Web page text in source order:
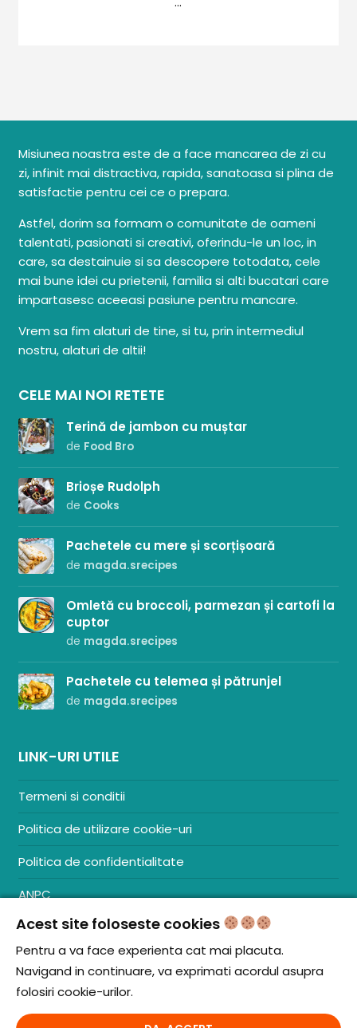
Dulceață / Gem
Sirop / Compot
Sosuri și Condimente
Garnituri
Pâine
Patiserie
Pizza
Rețete cu Carne
Rețete Vegetariene
Salate
Sandwichuri și Wraps
Supe și Ciorbe
Rețete Video
Comunitatea
iCooking
Misiunea noastra este de a face mancarea de zi cu
zi, infinit mai distractiva, rapida, sanatoasa si plina de
satisfactie pentru cei ce o prepara.
Astfel, dorim sa formam o comunitate de oameni
talentati, pasionati si creativi, oferindu-le un loc, in
care, sa destainuie si sa descopere totodata, cele
mai bune idei cu prietenii, familia si alti bucatari care
impartasesc aceeasi pasiune pentru mancare.
Vrem sa fim alaturi de tine, si tu, prin intermediul
nostru, alaturi de altii!
CELE MAI NOI RETETE
Terină de jambon cu muștar
de Food Bro
Brioșe Rudolph
de Cooks
Pachetele cu mere și scorțișoară
de magda.srecipes
Omletă cu broccoli, parmezan și cartofi la
cuptor
de magda.srecipes
Pachetele cu telemea și pătrunjel
de magda.srecipes
LINK-URI UTILE
Termeni si conditii
Politica de utilizare cookie-uri
Politica de confidentialitate
ANPC
Contact
S.C. ZENCOM MEDIA GROUP SRL
J20/1379/2017
Acest site foloseste cookies
Pentru a va face experienta cat mai placuta.
Navigand in continuare, va exprimati acordul asupra
folosiri cookie-urilor.